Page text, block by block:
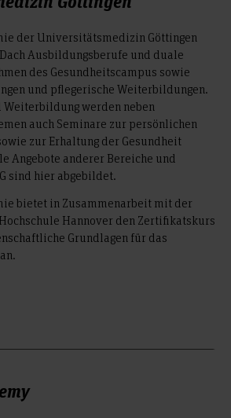
der Universitätsmedizin Göttingen
Ausbildungsberufe und duale
des Gesundheitscampus sowie
und pflegerische Weiterbildungen.
Weiterbildung werden neben
auch Seminare zur persönlichen
zur Erhaltung der Gesundheit
Angebote anderer Bereiche und
sind hier abgebildet.
bietet in Zusammenarbeit mit der
Hannover den Zertifikatskurs
Grundlagen für das